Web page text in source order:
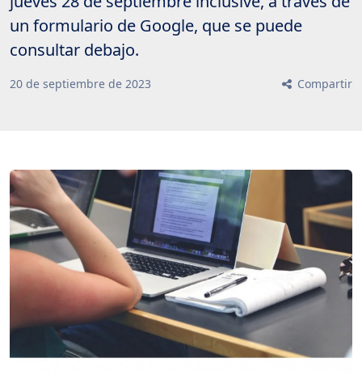
un formulario de Google, que se puede
consultar debajo.
20 de septiembre de 2023 Compartir